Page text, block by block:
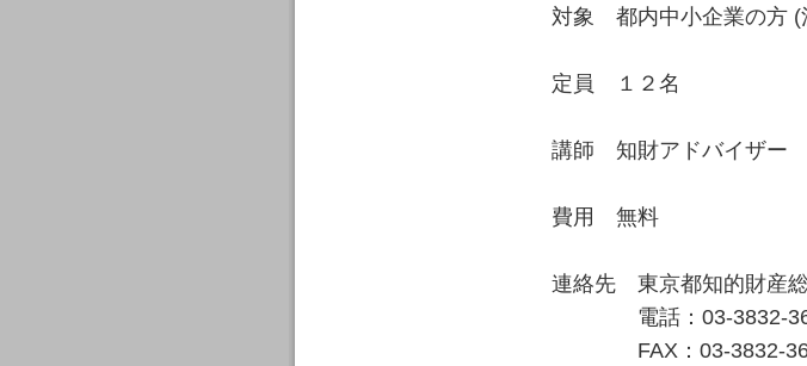
対象 都内中小企業の方 (
定員 １２名
講師 知財アドバイザ
費用 無料
連絡先 東京都知的財産総
電話：03-3832-
FAX：03-3832-